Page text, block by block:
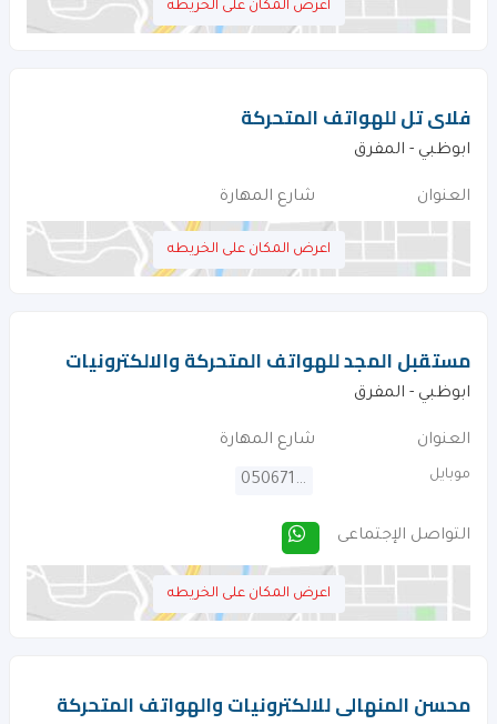
اعرض المكان على الخريطه
فلاى تل للهواتف المتحركة
ابوظبي - المفرق
العنوان شارع المهارة
اعرض المكان على الخريطه
مستقبل المجد للهواتف المتحركة والالكترونيات
ابوظبي - المفرق
العنوان شارع المهارة
موبايل 0506714891
التواصل الإجتماعى
اعرض المكان على الخريطه
محسن المنهالى للالكترونيات والهواتف المتحركة